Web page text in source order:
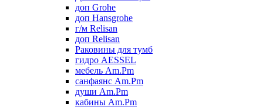
доп Grohe
доп Hansgrohe
г/м Relisan
доп Relisan
Раковины для тумб
гидро AESSEL
мебель Am.Pm
санфаянс Am.Pm
души Am.Pm
кабины Am.Pm